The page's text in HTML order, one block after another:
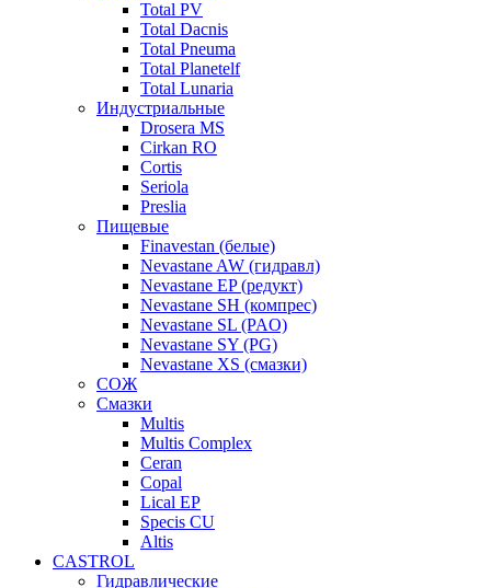
Total PV
Total Dacnis
Total Pneuma
Total Planetelf
Total Lunaria
Индустриальные
Drosera MS
Cirkan RO
Cortis
Seriola
Preslia
Пищевые
Finavestan (белые)
Nevastane AW (гидравл)
Nevastane EP (редукт)
Nevastane SH (компрес)
Nevastane SL (PAO)
Nevastane SY (PG)
Nevastane XS (смазки)
СОЖ
Смазки
Multis
Multis Complex
Ceran
Copal
Lical EP
Specis CU
Altis
CASTROL
Гидравлические